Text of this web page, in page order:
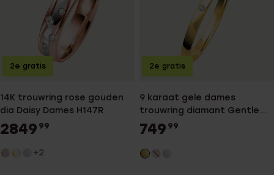
14K trouwring rose gouden
dia Daisy Dames H147R
2849 99
+2
2e gratis
9 karaat gele dames
trouwring diamant Gentle
H236
749 99
2e gratis